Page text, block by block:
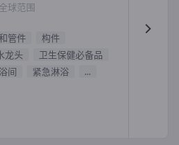
全球范围
管件
构件
龙头
卫生保健必备品
间 紧急淋浴 ...